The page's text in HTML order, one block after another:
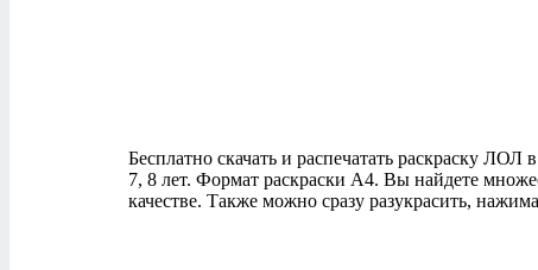
Бесплатно скачать и распечатать раскраску ЛОЛ
7, 8 лет. Формат раскраски А4. Вы найдете
качестве. Также можно сразу разукрасить,